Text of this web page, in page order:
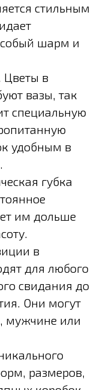
стильным
шарм и
Цветы в
вазы, так
специальную
удобным в
губка
им дольше
в
для любого
свидания до
Они могут
мужчине или
размеров,